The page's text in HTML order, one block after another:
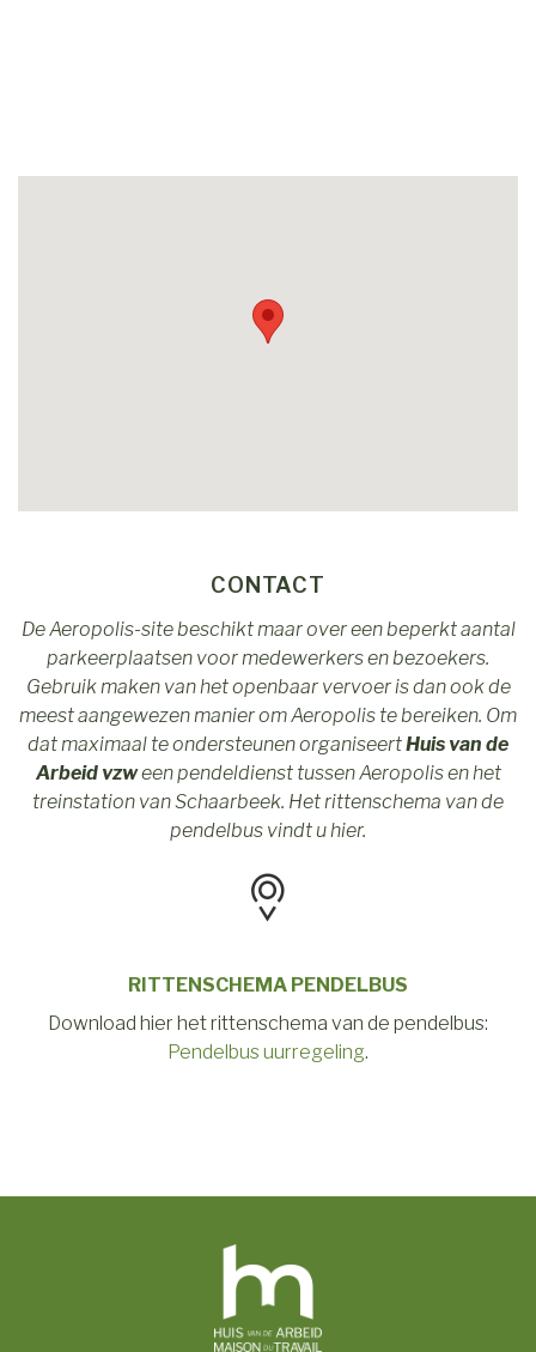
CONTACT
De Aeropolis-site beschikt maar over een beperkt aantal
parkeerplaatsen voor medewerkers en bezoekers.
Gebruik maken van het openbaar vervoer is dan ook de
meest aangewezen manier om Aeropolis te bereiken. Om
dat maximaal te ondersteunen organiseertHuis van de
Arbeid vzween pendeldienst tussen Aeropolis en het
treinstation van Schaarbeek. Het rittenschema van de
pendelbus vindt u hier.
RITTENSCHEMA PENDELBUS
Download hier het rittenschema van de pendelbus:
Pendelbus uurregeling.